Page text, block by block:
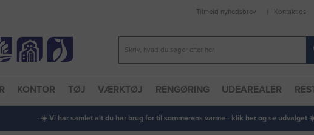
Tilmeld nyhedsbrev Kontakt os
KONTOR TØJ VÆRKTØJ RENGØRING UDEAREALER
· ☀️ Vi har samlet alt du har brug for til sommerens varme - klik her og se udvalget ☀️